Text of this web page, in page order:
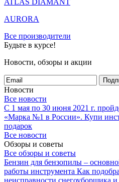
ATLAS DIAMANT
AURORA
Все производители
Будьте в курсе!
Новости, обзоры и акции
Новости
Все новости
С 1 мая по 30 июня 2021 г.
«Марка №1 в России». Купи
подарок
Все новости
Обзоры и советы
Все обзоры и советы
Бензин для бензопилы –
работы инструмента Как
неисправности снегоуборщика